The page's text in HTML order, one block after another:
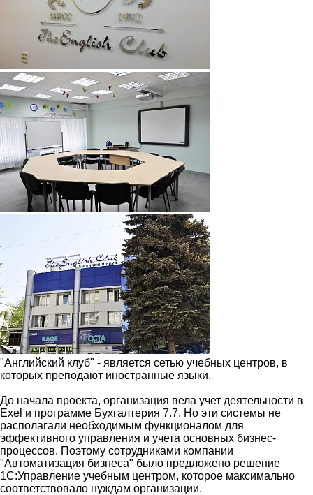
"Английский клуб" - является сетью учебных центров, в
которых преподают иностранные языки.
До начала проекта, организация вела учет деятельности в
Exel и программе Бухгалтерия 7.7. Но эти системы не
располагали необходимым функционалом для
эффективного управления и учета основных бизнес-
процессов. Поэтому сотрудниками компании
"Автоматизация бизнеса" было предложено решение
1С:Управление учебным центром, которое максимально
соответствовало нуждам организации.